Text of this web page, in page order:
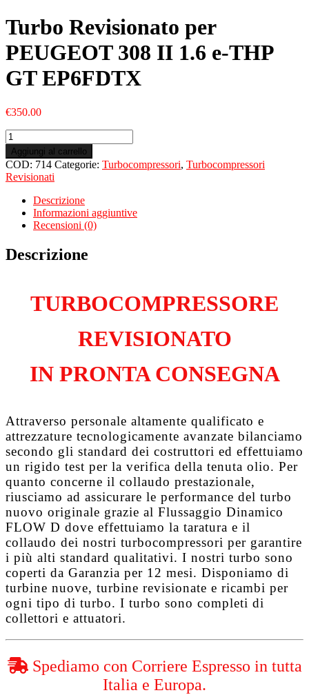
Turbo Revisionato per
PEUGEOT 308 II 1.6 e-THP
GT EP6FDTX
€350.00
Turbo
Revisionato
per
PEUGEOT
308
GT
EP6FDTX
Aggiungi al carrello
COD: 714 Categorie: Turbocompressori, Turbocompressori
Revisionati
Descrizione
Informazioni aggiuntive
Recensioni (0)
Descrizione
TURBOCOMPRESSORE
REVISIONATO
IN PRONTA CONSEGNA
Attraverso personale altamente qualificato e
attrezzature tecnologicamente avanzate bilanciamo
secondo gli standard dei costruttori ed effettuiamo
un rigido test per la verifica della tenuta olio. Per
quanto concerne il collaudo prestazionale,
riusciamo ad assicurare le performance del turbo
nuovo originale grazie al Flussaggio Dinamico
FLOW D dove effettuiamo la taratura e il
collaudo dei nostri turbocompressori per garantire
i più alti standard qualitativi. I nostri turbo sono
coperti da Garanzia per 12 mesi. Disponiamo di
turbine nuove, turbine revisionate e ricambi per
ogni tipo di turbo. I turbo sono completi di
collettori e attuatori.
Spediamo con Corriere Espresso in tutta
Italia e Europa.